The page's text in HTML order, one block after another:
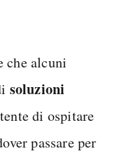
che alcuni
soluzioni
di ospitare
passare per